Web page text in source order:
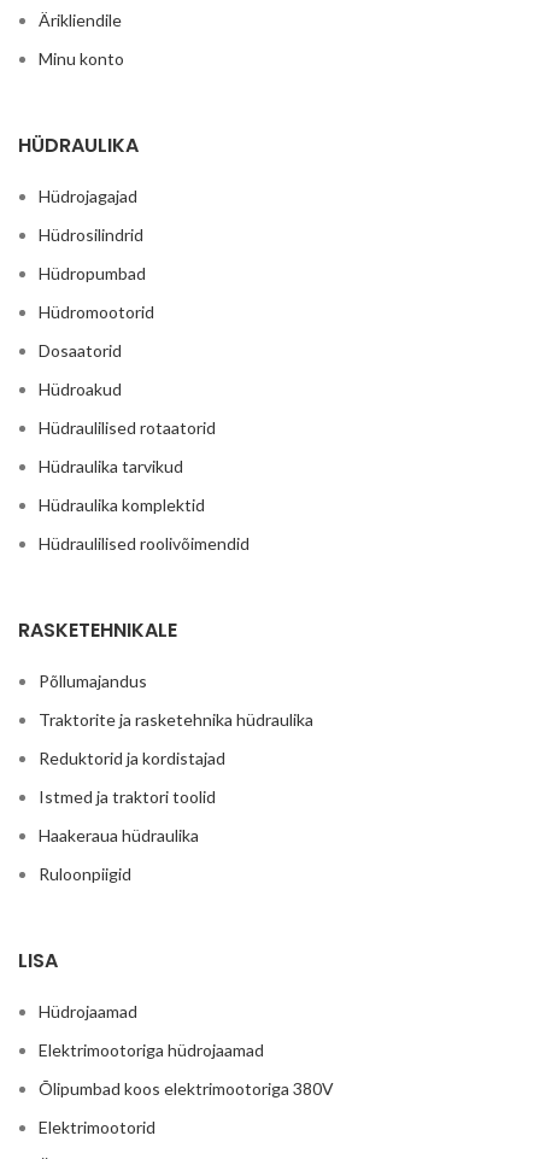
Ärikliendile
Minu konto
HÜDRAULIKA
Hüdrojagajad
Hüdrosilindrid
Hüdropumbad
Hüdromootorid
Dosaatorid
Hüdroakud
Hüdraulilised rotaatorid
Hüdraulika tarvikud
Hüdraulika komplektid
Hüdraulilised roolivõimendid
RASKETEHNIKALE
Põllumajandus
Traktorite ja rasketehnika hüdraulika
Reduktorid ja kordistajad
Istmed ja traktori toolid
Haakeraua hüdraulika
Ruloonpiigid
LISA
Hüdrojaamad
Elektrimootoriga hüdrojaamad
Õlipumbad koos elektrimootoriga 380V
Elektrimootorid